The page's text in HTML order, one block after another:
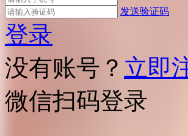
发送验证码
登录
没有账号？ 立即
微信扫码登录